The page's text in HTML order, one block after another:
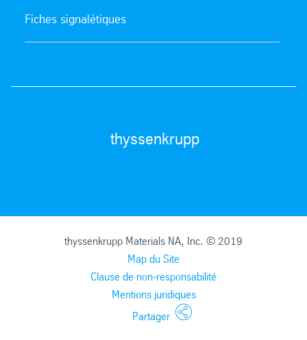
Fiches signalétiques
thyssenkrupp
thyssenkrupp Materials NA, Inc. © 2019
Map du Site
Clause de non-responsabilité
Mentions juridiques
Partager